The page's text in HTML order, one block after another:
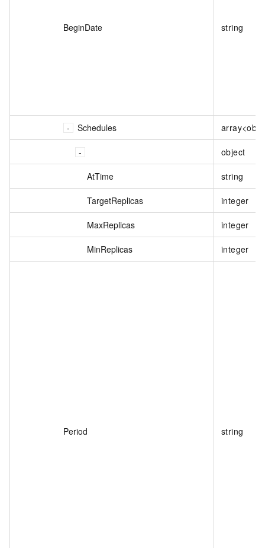
BeginDate string
Schedules
object
AtTime string
TargetReplicas integer
MaxReplicas integer
MinReplicas integer
Period string